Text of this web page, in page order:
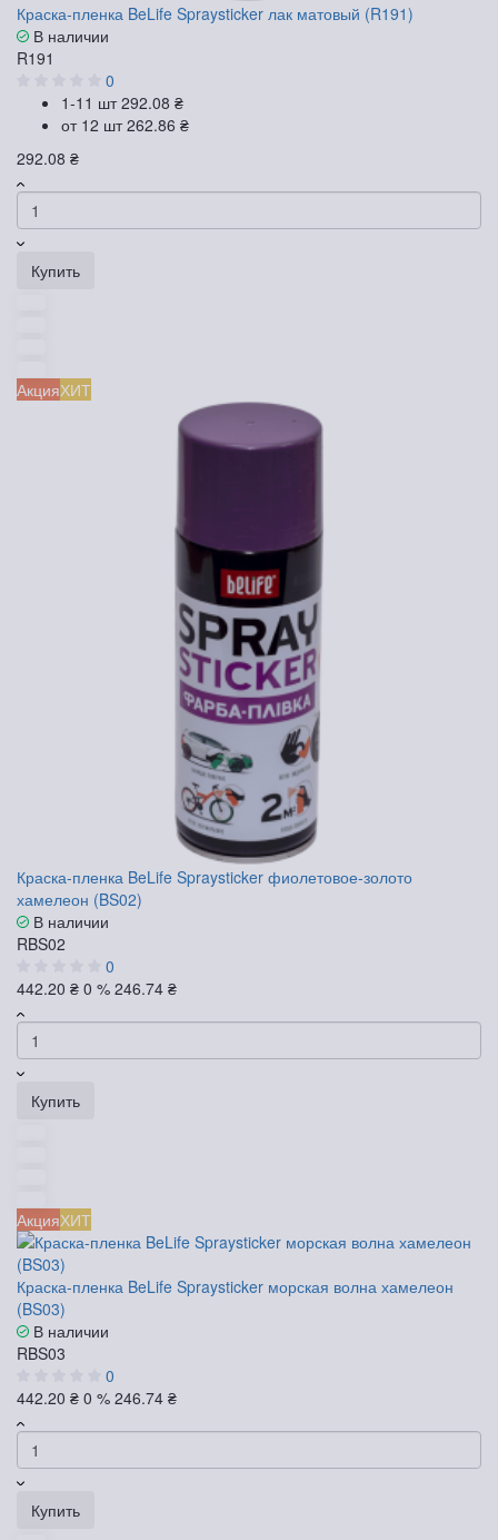
Краска-пленка BeLife Spraysticker лак матовый (R191)
В наличии
R191
0
1-11 шт292.08 ₴
от 12 шт262.86 ₴
292.08 ₴
Купить
АкцияХИТ
Краска-пленка BeLife Spraysticker фиолетовое-золото
хамелеон (BS02)
В наличии
RBS02
0
442.20 ₴ 0 % 246.74 ₴
Купить
АкцияХИТ
Краска-пленка BeLife Spraysticker морская волна хамелеон
(BS03)
В наличии
RBS03
0
442.20 ₴ 0 % 246.74 ₴
Купить